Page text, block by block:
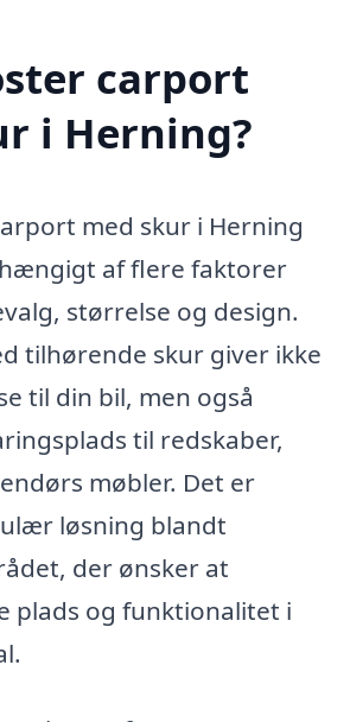
carport
i Herning?
med skur i Herning
af flere faktorer
størrelse og design.
tilhørende skur giver ikke
til din bil, men også
til redskaber,
møbler. Det er
løsning blandt
der ønsker at
plads og funktionalitet i